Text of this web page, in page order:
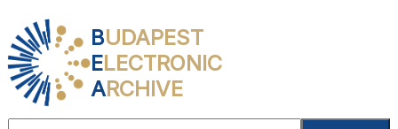
BUDAPEST
ELECTRONIC
ARCHIVE